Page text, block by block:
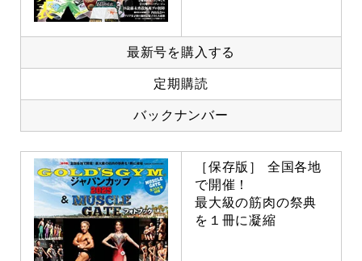
最新号を購入する
定期購読
バックナンバー
［保存版］ 全国各地
で開催！
最大級の筋肉の祭典
を１冊に凝縮